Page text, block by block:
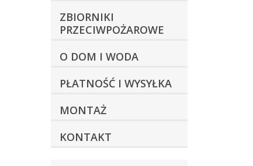
ZBIORNIKI
PRZECIWPOŻAROWE
O DOM I WODA
PŁATNOŚĆ I WYSYŁKA
MONTAŻ
KONTAKT